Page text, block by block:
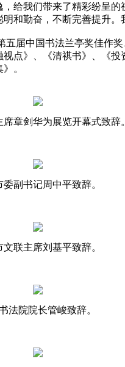
给我们带来了精彩纷呈
和勤奋，不断完善提升
中国书法兰亭奖佳作
点》、《清祺书》、《
。
章剑华为展览开幕式致辞。
委副书记周中平致辞。
文联主席刘基平致辞。
法院院长管峻致辞。